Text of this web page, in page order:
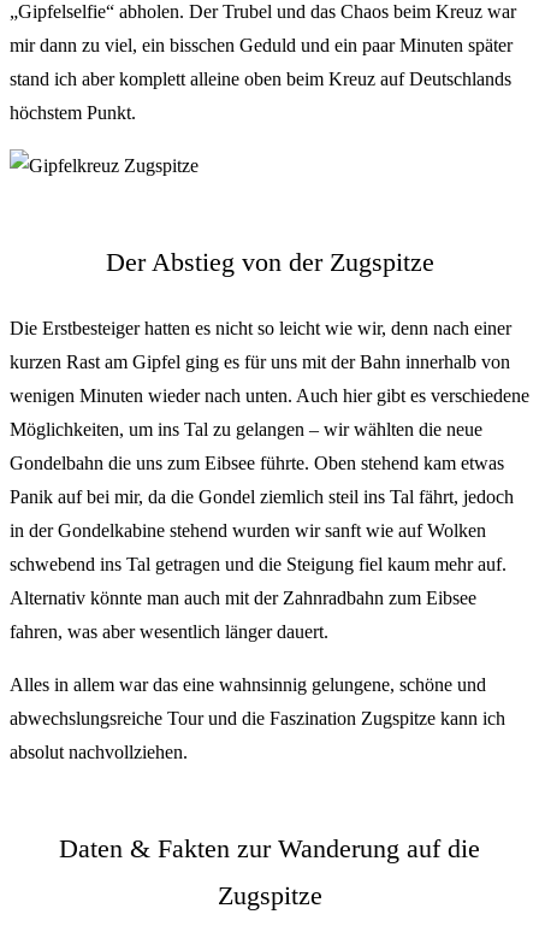
„Gipfelselfie“ abholen. Der Trubel und das Chaos beim Kreuz war
mir dann zu viel, ein bisschen Geduld und ein paar Minuten später
stand ich aber komplett alleine oben beim Kreuz auf Deutschlands
höchstem Punkt.
Der Abstieg von der Zugspitze
Die Erstbesteiger hatten es nicht so leicht wie wir, denn nach einer
kurzen Rast am Gipfel ging es für uns mit der Bahn innerhalb von
wenigen Minuten wieder nach unten. Auch hier gibt es verschiedene
Möglichkeiten, um ins Tal zu gelangen – wir wählten die neue
Gondelbahn die uns zum Eibsee führte. Oben stehend kam etwas
Panik auf bei mir, da die Gondel ziemlich steil ins Tal fährt, jedoch
in der Gondelkabine stehend wurden wir sanft wie auf Wolken
schwebend ins Tal getragen und die Steigung fiel kaum mehr auf.
Alternativ könnte man auch mit der Zahnradbahn zum Eibsee
fahren, was aber wesentlich länger dauert.
Alles in allem war das eine wahnsinnig gelungene, schöne und
abwechslungsreiche Tour und die Faszination Zugspitze kann ich
absolut nachvollziehen.
Daten & Fakten zur Wanderung auf die
Zugspitze